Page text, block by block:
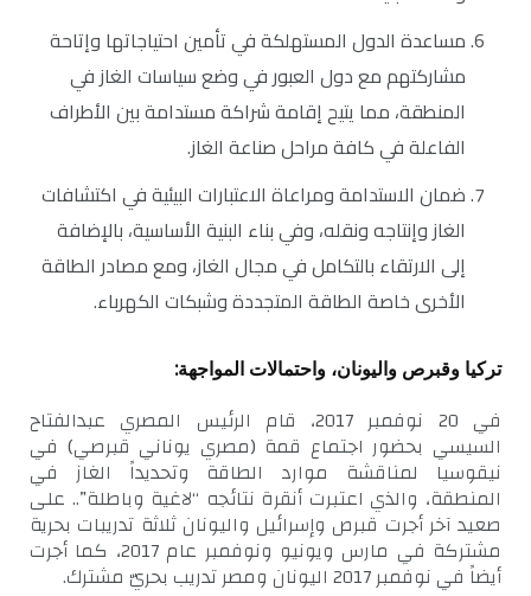
مساعدة الدول المستهلكة في تأمين احتياجاتها وإتاحة
مشاركتهم مع دول العبور في وضع سياسات الغاز في
المنطقة، مما يتيح إقامة شراكة مستدامة بين الأطراف
الفاعلة في كافة مراحل صناعة الغاز.
ضمان الاستدامة ومراعاة الاعتبارات البيئية في اكتشافات
الغاز وإنتاجه ونقله، وفي بناء البنية الأساسية، بالإضافة
إلى الارتقاء بالتكامل في مجال الغاز، ومع مصادر الطاقة
الأخرى خاصة الطاقة المتجددة وشبكات الكهرباء.
تركيا وقبرص واليونان، واحتمالات المواجهة:
في 20 نوفمبر 2017، قام الرئيس المصري عبدالفتاح
السيسي بحضور اجتماع قمة (مصري يوناني قبرصي) في
نيقوسيا لمناقشة موارد الطاقة وتحديداً الغاز في
المنطقة، والذي اعتبرت أنقرة نتائجه “لاغية وباطلة”.. على
صعيد آخر أجرت قبرص وإسرائيل واليونان ثلاثة تدريبات بحرية
مشتركة في مارس ويونيو ونوفمبر عام 2017، كما أجرت
أيضاً في نوفمبر 2017 اليونان ومصر تدريب بحريّ مشترك.